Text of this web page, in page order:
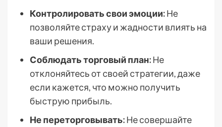
Контролировать свои эмоции:Не
позволяйте страху и жадности влиять на
ваши решения.
Соблюдать торговый план:Не
отклоняйтесь от своей стратегии, даже
если кажется, что можно получить
быструю прибыль.
Не переторговывать:Не совершайте